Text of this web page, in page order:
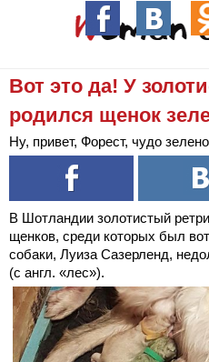
Вот это да! У
родился щенок
Ну, привет, Форест, чудо
В Шотландии золотистый
щенков, среди которых был
собаки, Луиза Сазерленд,
(с англ. «лес»).